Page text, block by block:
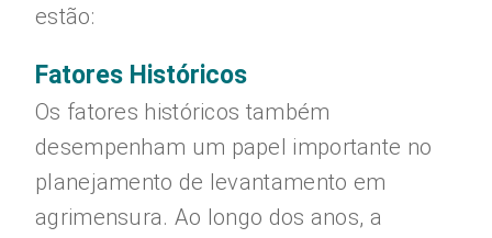
estão:
Fatores Históricos
Os fatores históricos também
desempenham um papel importante no
planejamento de levantamento em
agrimensura. Ao longo dos anos, a